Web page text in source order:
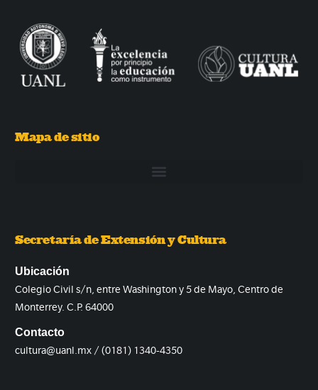
Mapa de sitio
Secretaría de Extensión y Cultura
Ubicación
Colegio Civil s/n, entre Washington y 5 de Mayo, Centro de
Monterrey. C.P. 64000
Contacto
cultura@uanl.mx / (0181) 1340-4350